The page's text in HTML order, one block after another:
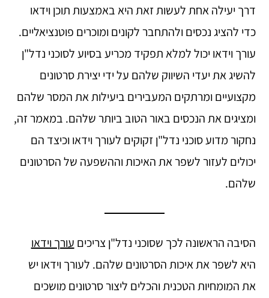
דרך יעילה אחת לעשות זאת היא באמצעות תוכן וידאו
כדי להציג נכסים ולהתחבר לקונים ומוכרים פוטנציאליים.
עורך וידאו יכול למלא תפקיד מכריע בסיוע לסוכני נדל"ן
להשיג את יעדי השיווק שלהם על ידי יצירת סרטונים
מקצועיים ומרתקים המעבירים ביעילות את המסר שלהם
ומציגים את הנכסים באור הטוב ביותר שלהם. במאמר זה,
נחקור מדוע סוכני נדל"ן זקוקים לעורך וידאו וכיצד הם
יכולים לעזור לשפר את האיכות וההשפעה של הסרטונים
שלהם.
הסיבה הראשונה לכך שסוכני נדל"ן צריכים עורך וידאו
היא לשפר את איכות הסרטונים שלהם. לעורך וידאו יש
את המומחיות הטכנית והכלים ליצור סרטונים מושכים